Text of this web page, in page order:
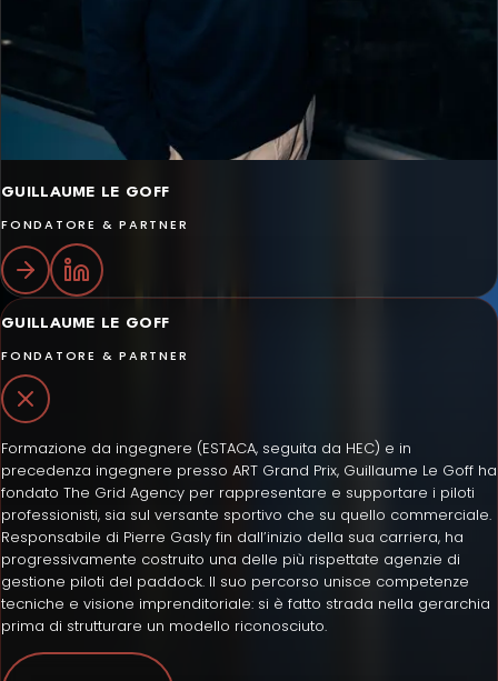
GUILLAUME LE GOFF
FONDATORE & PARTNER
GUILLAUME LE GOFF
FONDATORE & PARTNER
Formazione da ingegnere (ESTACA, seguita da HEC) e in
precedenza ingegnere presso ART Grand Prix, Guillaume Le Goff ha
fondato The Grid Agency per rappresentare e supportare i piloti
professionisti, sia sul versante sportivo che su quello commerciale.
Responsabile di Pierre Gasly fin dall’inizio della sua carriera, ha
progressivamente costruito una delle più rispettate agenzie di
gestione piloti del paddock. Il suo percorso unisce competenze
tecniche e visione imprenditoriale: si è fatto strada nella gerarchia
prima di strutturare un modello riconosciuto.